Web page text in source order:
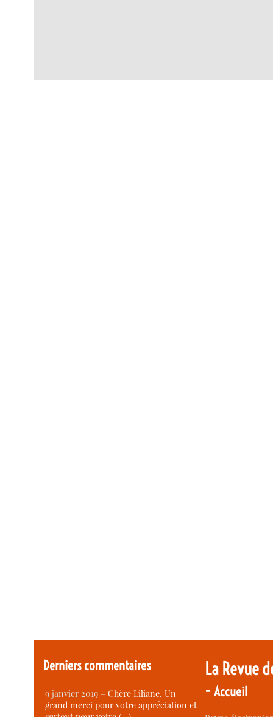
Derniers commentaires
9 janvier 2019 –Chère Liliane, Un
grand merci pour votre appréciation et
La Revue
-Accueil